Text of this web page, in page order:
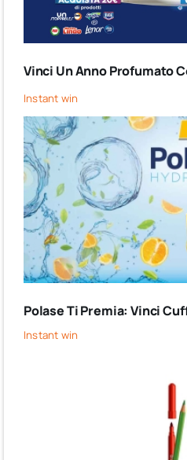
Vinci Un Anno Profumato
Instant win
Polase Ti Premia: Vinci
Instant win